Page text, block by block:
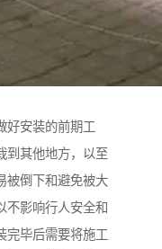
好安装的前期工
到其他地方，以至
被倒下和避免被大
不影响行人安全和
完毕后需要将施工